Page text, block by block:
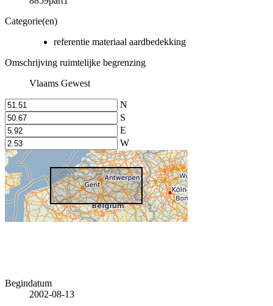
Categorie(en)
referentie materiaal aardbedekking
Omschrijving ruimtelijke begrenzing
Vlaams Gewest
N
S
E
W
Begindatum
2002-08-13